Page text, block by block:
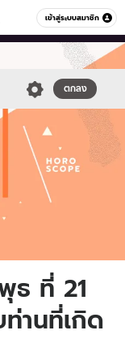
เข้าสู่ระบบสมาชิก
หมวดอื่นๆ
ตกลง
ธ ที่ 21
านที่เกิด